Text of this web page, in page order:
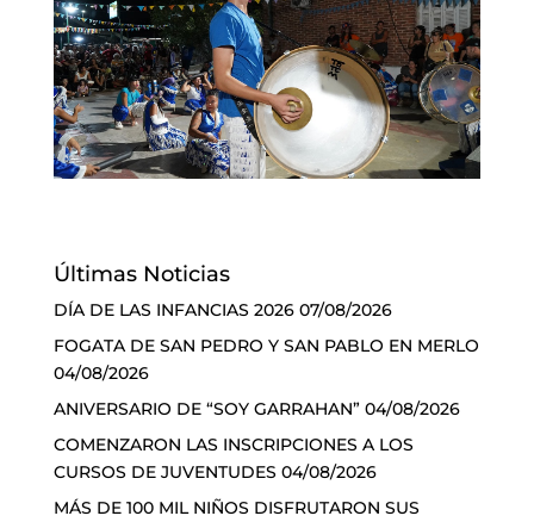
Últimas Noticias
DÍA DE LAS INFANCIAS 2026 07/08/2026
FOGATA DE SAN PEDRO Y SAN PABLO EN MERLO
04/08/2026
ANIVERSARIO DE “SOY GARRAHAN” 04/08/2026
COMENZARON LAS INSCRIPCIONES A LOS
CURSOS DE JUVENTUDES 04/08/2026
MÁS DE 100 MIL NIÑOS DISFRUTARON SUS